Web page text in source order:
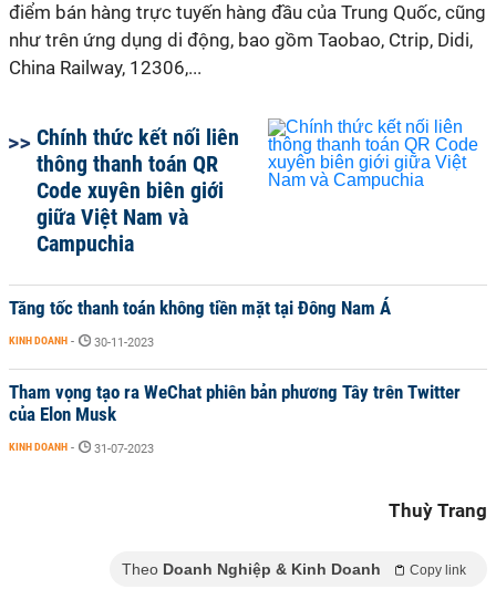
điểm bán hàng trực tuyến hàng đầu của Trung Quốc, cũng
như trên ứng dụng di động, bao gồm Taobao, Ctrip, Didi,
China Railway, 12306,...
Chính thức kết nối liên
thông thanh toán QR
Code xuyên biên giới
giữa Việt Nam và
Campuchia
Tăng tốc thanh toán không tiền mặt tại Đông Nam Á
KINH DOANH - 30-11-2023
Tham vọng tạo ra WeChat phiên bản phương Tây trên Twitter
của Elon Musk
KINH DOANH - 31-07-2023
Thuỳ Trang
Theo Doanh Nghiệp & Kinh Doanh Copy link